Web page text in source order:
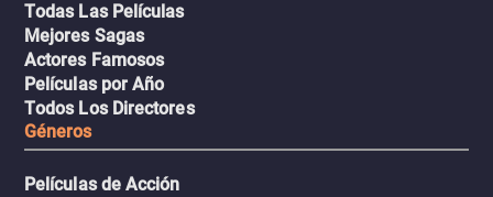
Todas Las Películas
Mejores Sagas
Actores Famosos
Películas por Año
Todos Los Directores
Géneros
Películas de Acción